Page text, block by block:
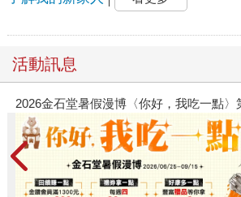
活動訊息
教場電影版